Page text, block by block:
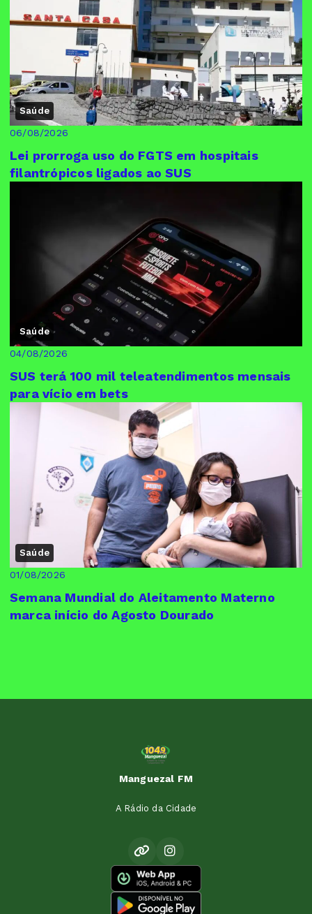
Saúde
06/08/2026
Lei prorroga uso do FGTS em hospitais
filantrópicos ligados ao SUS
Saúde
04/08/2026
SUS terá 100 mil teleatendimentos mensais
para vício em bets
Saúde
01/08/2026
Semana Mundial do Aleitamento Materno
marca início do Agosto Dourado
Manguezal FM
A Rádio da Cidade